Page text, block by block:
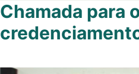
Chamada para